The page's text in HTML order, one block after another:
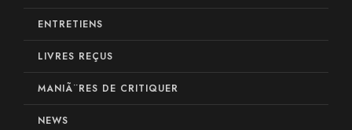
ENTRETIENS
LIVRES REÇUS
MANIÃ¨RES DE CRITIQUER
NEWS